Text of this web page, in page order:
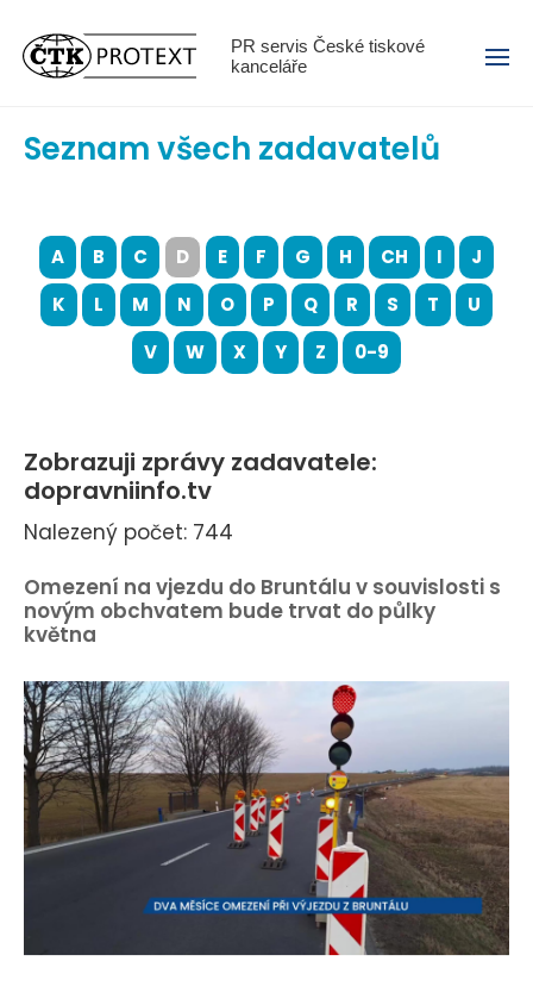
PR servis České tiskové
kanceláře
Menu
Seznam všech zadavatelů
A B C D E F G H CH I
J
K
L M N O P Q R S T
U
V
W X Y Z 0-9
Zobrazuji zprávy zadavatele:
dopravniinfo.tv
Nalezený počet: 744
Omezení na vjezdu do Bruntálu v souvislosti s
novým obchvatem bude trvat do půlky
května